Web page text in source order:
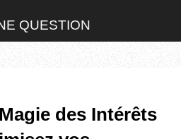
QUESTION
des Intérêts